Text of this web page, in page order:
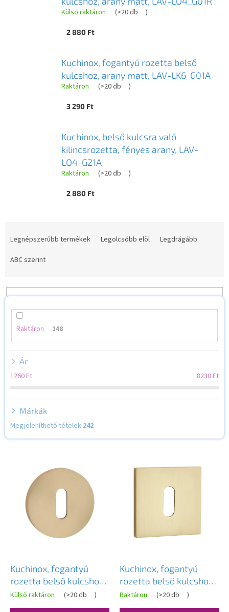
Külső raktáron (>20 db )
2 880 Ft
Kuchinox, fogantyú rozetta belső
kulcshoz, arany matt, LAV-LK6_G01A
Raktáron (>20 db )
3 290 Ft
Kuchinox, belső kulcsra való
kilincsrozetta, fényes arany, LAV-
LO4_G21A
Raktáron (>20 db )
2 880 Ft
m
e
Legnépszerűbb termékek Legolcsóbb elöl
Legdrágább
ABC szerint
Raktáron 148
Ár
1260Ft 8230Ft
Márkák
Megjeleníthető tételek 242
Kuchinox, fogantyú
rozetta belső kulcshoz,
arany matt, LAV-
LO4_G01R
Külső raktáron (>20 db )
Kuchinox, fogantyú
rozetta belső kulcshoz,
arany matt, LAV-
LK6_G01A
Raktáron (>20 db )